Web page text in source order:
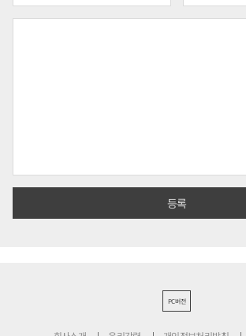
PC버전